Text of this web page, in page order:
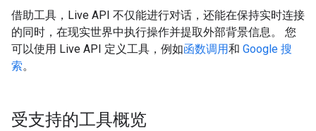
借助工具，Live API 不仅能进行对话，还能在保持实时连接
的同时，在现实世界中执行操作并提取外部背景信息。 您
可以使用 Live API 定义工具，例如函数调用和 Google 搜
索。
受支持的工具概览